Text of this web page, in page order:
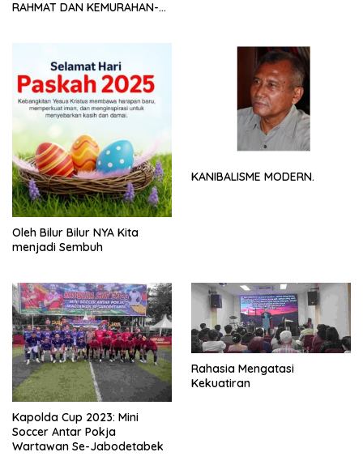
RAHMAT DAN KEMURAHAN-
Oleh Bilur Bilur NYA Kita
menjadi Sembuh
KANIBALISME MODERN.
Kapolda Cup 2023: Mini
Soccer Antar Pokja
Wartawan Se-Jabodetabek
Rahasia Mengatasi
Kekuatiran